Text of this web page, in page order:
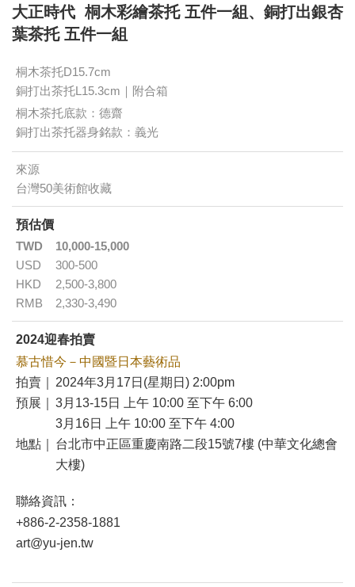
大正時代 桐木彩繪茶托 五件一組、銅打出銀杏
葉茶托 五件一組
桐木茶托D15.7cm
銅打出茶托L15.3cm｜附合箱
桐木茶托底款：德齋
銅打出茶托器身銘款：義光
來源
台灣50美術館收藏
預估價
TWD
10,000-15,000
USD
300-500
HKD
2,500-3,800
RMB
2,330-3,490
2024迎春拍賣
慕古惜今－中國暨日本藝術品
拍賣｜
2024年3月17日(星期日) 2:00pm
預展｜
3月13-15日 上午 10:00 至下午 6:00
3月16日 上午 10:00 至下午 4:00
地點｜
台北市中正區重慶南路二段15號7樓 (中華文化總會
大樓)
聯絡資訊：
+886-2-2358-1881
art@yu-jen.tw